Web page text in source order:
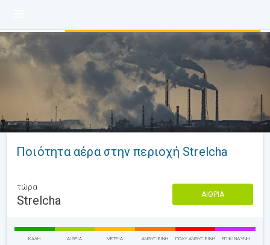
Ποιότητα αέρα στην περιοχή Strelcha
τώρα
Strelcha ΑΊΘΡΙΑ
ΚΑΛΉ ΑΊΘΡΙΑ ΜΈΤΡΙΑ ΑΝΘΥΓΙΕΙΝΉ ΠΟΛΎ ΑΝΘΥΓΙΕΙΝΉ ΕΠΙΚΊΝΔΥΝΗ